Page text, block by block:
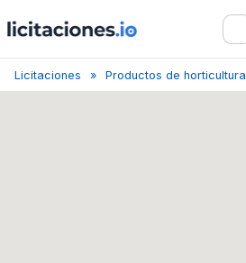
Licitaciones Productos de horticultura